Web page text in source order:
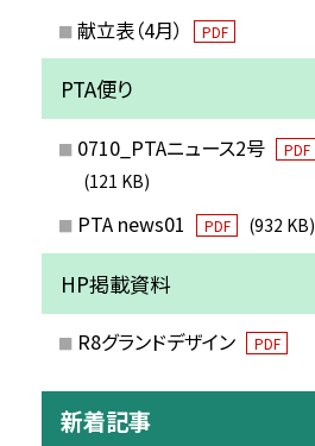
献立表（4月） PDF
PTA便り
0710_PTAニュース2号 PDF
(121 KB)
PTA news01 PDF (932 KB)
HP掲載資料
R8グランドデザイン PDF
新着記事